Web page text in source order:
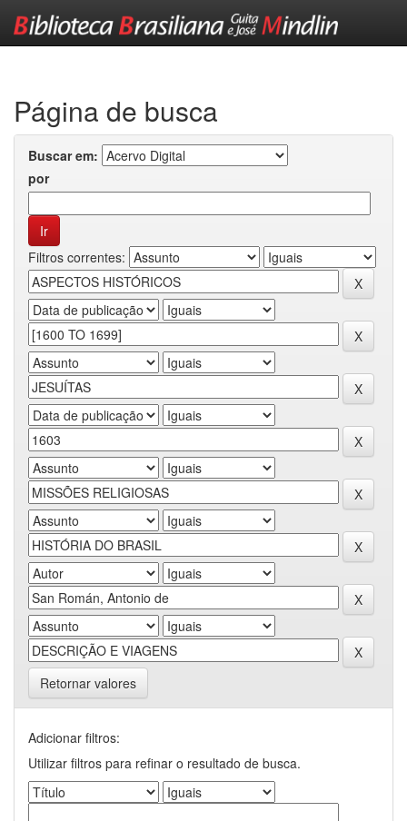
Página de busca
Buscar em:
por
Filtros correntes:
Retornar valores
Adicionar filtros:
Utilizar filtros para refinar o resultado de busca.